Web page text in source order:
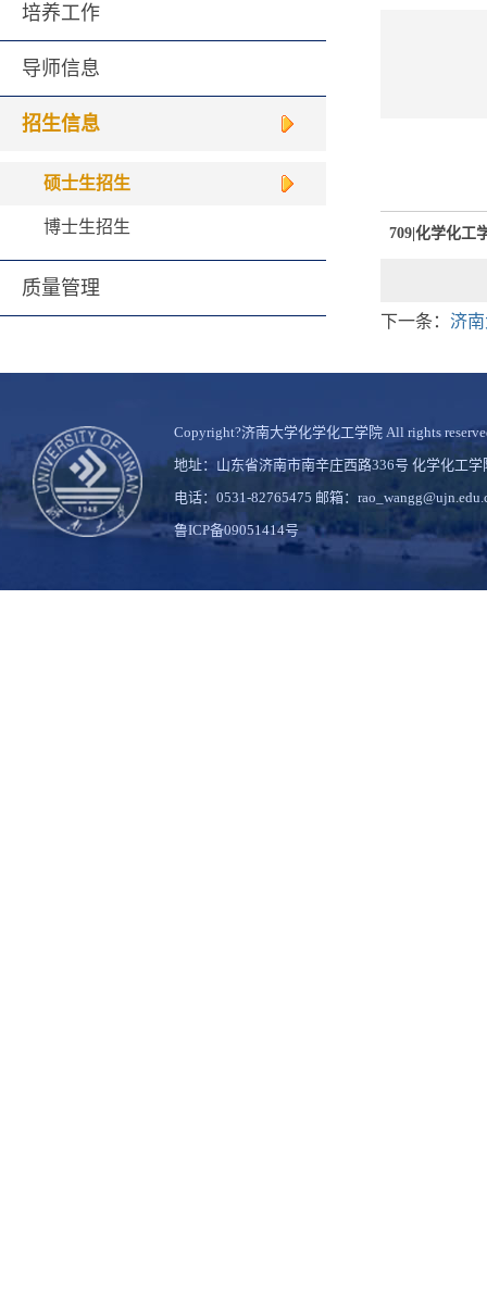
培养工作
导师信息
招生信息
硕士生招生
博士生招生
质量管理
709|化学化工
下一条： 济
Copyright?济南大学化学化工学院 All rights
地址：山东省济南市南辛庄西路336号 化学化工
电话：0531-82765475 邮箱：
鲁ICP备09051414号